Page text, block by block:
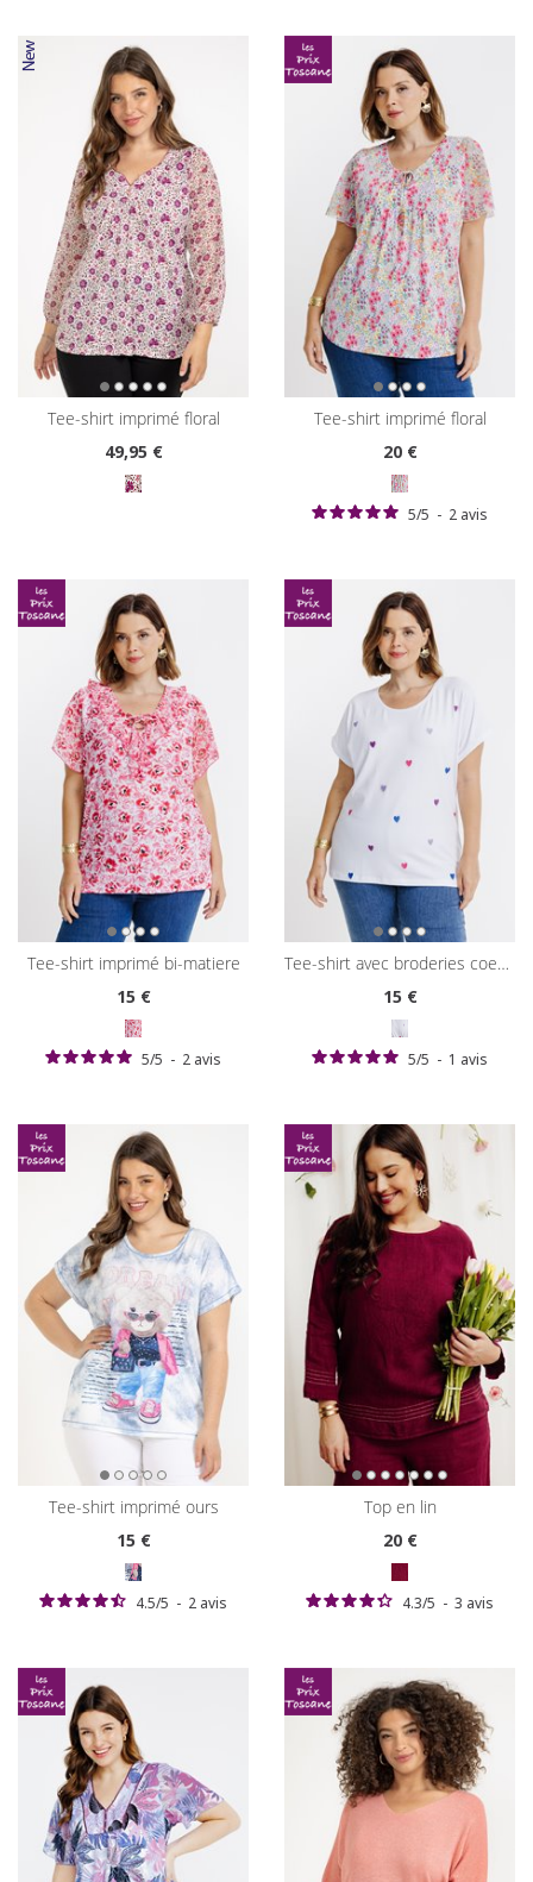
tee-shirt imprimé floral
49,95 €
tee-shirt imprimé floral
20€
5/5 - 2 avis
tee-shirt imprimé bi-matiere
15€
5/5 - 2 avis
tee-shirt avec broderies coeurs
15€
5/5 - 1 avis
tee-shirt imprimé ours
15€
4.5/5 - 2 avis
top en lin
20€
4.3/5 - 3 avis